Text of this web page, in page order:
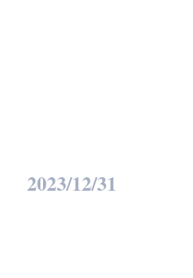
2023/12/31